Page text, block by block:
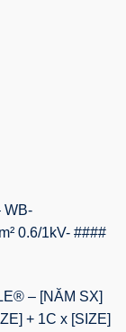
WB-
0.6/1kV- ####
– [NĂM SX]
+ 1C x [SIZE]